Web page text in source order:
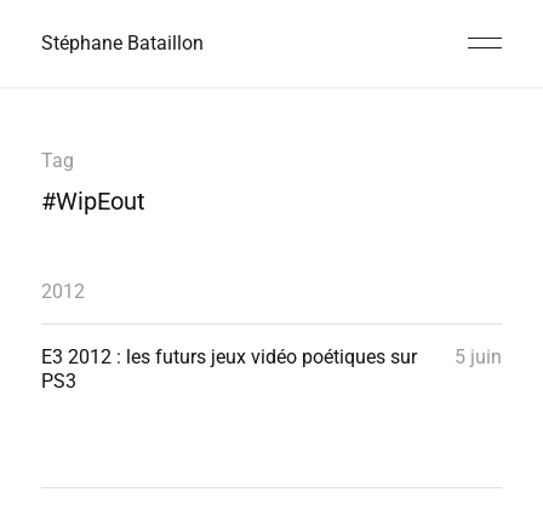
Stéphane Bataillon
Tag
#WipEout
2012
E3 2012 : les futurs jeux vidéo poétiques sur
PS3
5 juin